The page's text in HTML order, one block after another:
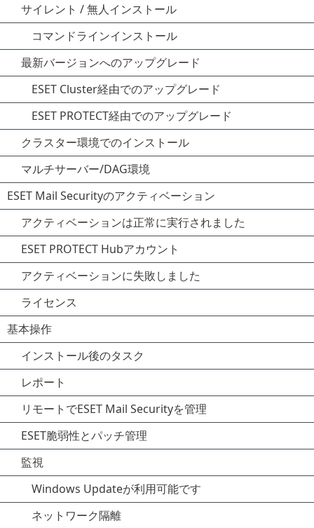
サイレント / 無人インストール
コマンドラインインストール
最新バージョンへのアップグレード
ESET Cluster経由でのアップグレード
ESET PROTECT経由でのアップグレード
クラスター環境でのインストール
マルチサーバー/DAG環境
ESET Mail Securityのアクティベーション
アクティベーションは正常に実行されました
ESET PROTECT Hubアカウント
アクティベーションに失敗しました
ライセンス
基本操作
インストール後のタスク
レポート
リモートでESET Mail Securityを管理
ESET脆弱性とパッチ管理
監視
Windows Updateが利用可能です
ネットワーク隔離